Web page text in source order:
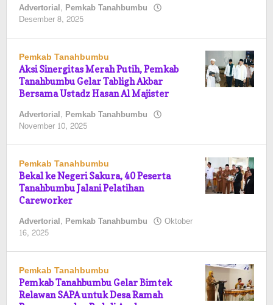
Advertorial, Pemkab Tanahbumbu
Desember 8, 2025
Pemkab Tanahbumbu
Aksi Sinergitas Merah Putih, Pemkab
Tanahbumbu Gelar Tabligh Akbar
Bersama Ustadz Hasan Al Majister
Advertorial, Pemkab Tanahbumbu
November 10, 2025
Pemkab Tanahbumbu
Bekal ke Negeri Sakura, 40 Peserta
Tanahbumbu Jalani Pelatihan
Careworker
Advertorial, Pemkab Tanahbumbu Oktober
16, 2025
Pemkab Tanahbumbu
Pemkab Tanahbumbu Gelar Bimtek
Relawan SAPA untuk Desa Ramah